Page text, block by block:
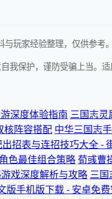
玩家经验整理，仅供参考
我保护，谨防受骗上当。
深度体验指南 三国志灵
核阵容搭配 中华三国志
出招表与连招技巧大全 -
色最佳组合策略 荀彧曹
戏深度解析与攻略 三国
版手机版下载 - 安卓免